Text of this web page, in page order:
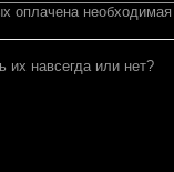
оплачена
их навсегда или нет?